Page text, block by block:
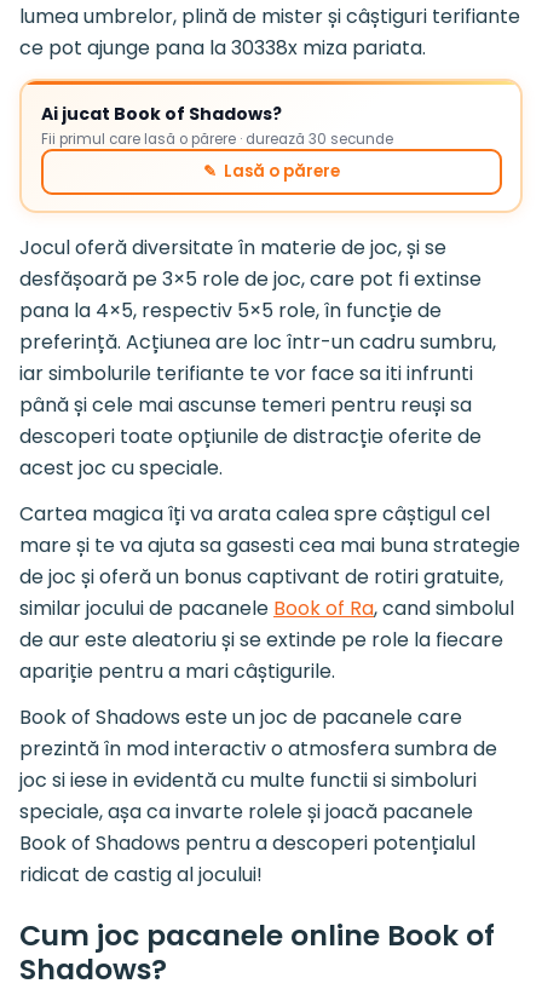
lumea umbrelor, plină de mister și câștiguri terifiante
ce pot ajunge pana la 30338x miza pariata.
Ai jucat Book of Shadows?
Fii primul care lasă o părere · durează 30 secunde
✎ Lasă o părere
Jocul oferă diversitate în materie de joc, și se
desfășoară pe 3×5 role de joc, care pot fi extinse
pana la 4×5, respectiv 5×5 role, în funcție de
preferință. Acțiunea are loc într-un cadru sumbru,
iar simbolurile terifiante te vor face sa iti infrunti
până și cele mai ascunse temeri pentru reuși sa
descoperi toate opțiunile de distracție oferite de
acest joc cu speciale.
Cartea magica îți va arata calea spre câștigul cel
mare și te va ajuta sa gasesti cea mai buna strategie
de joc și oferă un bonus captivant de rotiri gratuite,
similar jocului de pacanele Book of Ra, cand simbolul
de aur este aleatoriu și se extinde pe role la fiecare
apariție pentru a mari câștigurile.
Book of Shadows este un joc de pacanele care
prezintă în mod interactiv o atmosfera sumbra de
joc si iese in evidentă cu multe functii si simboluri
speciale, așa ca invarte rolele și joacă pacanele
Book of Shadows pentru a descoperi potențialul
ridicat de castig al jocului!
Cum joc pacanele online Book of
Shadows?